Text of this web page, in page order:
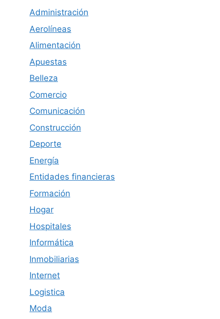
Administración
Aerolíneas
Alimentación
Apuestas
Belleza
Comercio
Comunicación
Construcción
Deporte
Energía
Entidades financieras
Formación
Hogar
Hospitales
Informática
Inmobiliarias
Internet
Logistica
Moda